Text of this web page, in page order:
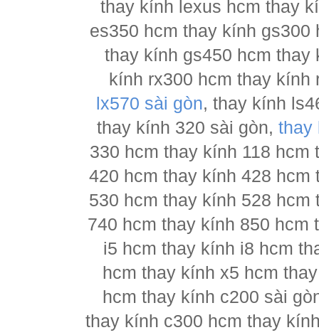
thay kính lexus hcm thay
es350 hcm thay kính
thay kính gs450 hcm thay
kính rx300 hcm thay
lx570 sài gòn, thay kính
thay kính 320 sài gòn,thay
330 hcm thay kính 118
420 hcm thay kính 428
530 hcm thay kính 528
740 hcm thay kính 850
i5 hcm thay kính i8 hcm
hcm thay kính x5 hcm
hcm thay kính c200 sài
thay kính c300 hcm thay